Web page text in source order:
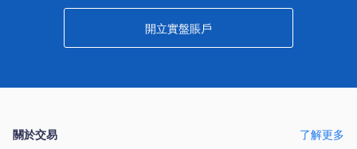
開立實盤賬戶
關於交易 了解更多